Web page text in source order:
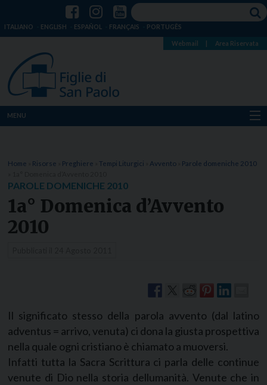
ITALIANO ENGLISH ESPAÑOL FRANÇAIS PORTUGÊS
Webmail Area Riservata
MENU
Dove siamo
Notizie
Risorse
Home Risorse Preghiere Tempi Liturgici Avvento
Parole domeniche 2010
PAROLE DOMENICHE 2010
1a° Domenica d’Avvento
2010
Il significato stesso della parola avvento (dal latino
adventus = arrivo, venuta) ci dona la giusta prospettiva
nella quale ogni cristiano è chiamato a muoversi.
Infatti tutta la Sacra Scrittura ci parla delle continue
venute di Dio nella storia dellumanità. Venute che in